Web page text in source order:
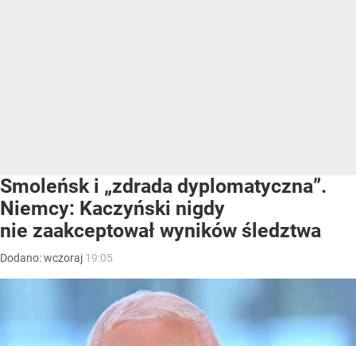
Smoleńsk i „zdrada dyplomatyczna”.
Niemcy: Kaczyński nigdy
nie zaakceptował wyników śledztwa
Dodano:wczoraj 19:05